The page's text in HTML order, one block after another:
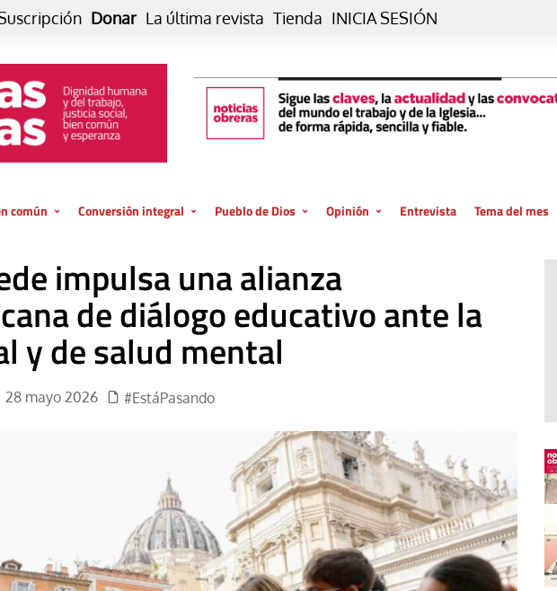
Donar La última revista Tienda INICIA SESIÓN
común
Conversión integral
de vida… es posible
El cuidado de la creación
Experiencia
Cultura
Libro
Relato
Pueblo de Dios
La oración de cada día
Vaticano
El termómetro
In memoriam
Opinión
Blog De paso…
Blog Eutopía
Tribuna
Blog Sembrando sueños,
recogiendo humanidad
Blog Mensajes guardados
La columna
Entrevista Tema del mes
impulsa una alianza
de diálogo educativo ante la
y de salud mental
28 mayo 2026 #EstáPasando